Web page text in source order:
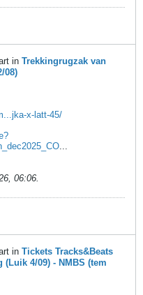
in Trekkingrugzak van
08)
x-latt-45/
...
06:06.
in Tickets Tracks&Beats
4/09) - NMBS (tem